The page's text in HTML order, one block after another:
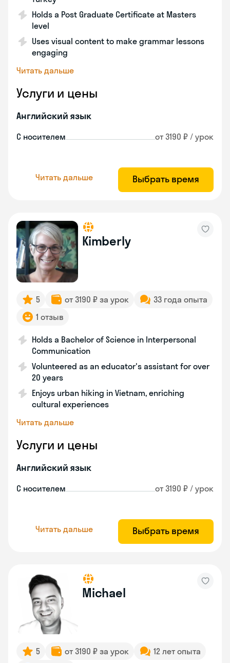
Holds a Post Graduate Certificate at Masters
level
Uses visual content to make grammar lessons
engaging
Читать дальше
Услуги и цены
Английский язык
С носителем от 3190 ₽ / урок
Читать дальше Выбрать время
Kimberly
5 от 3190 ₽ за урок
33 года опыта
1 отзыв
Holds a Bachelor of Science in Interpersonal
Communication
Volunteered as an educator's assistant for over
20 years
Enjoys urban hiking in Vietnam, enriching
cultural experiences
Читать дальше
Услуги и цены
Английский язык
С носителем от 3190 ₽ / урок
Читать дальше Выбрать время
Michael
5 от 3190 ₽ за урок
12 лет опыта